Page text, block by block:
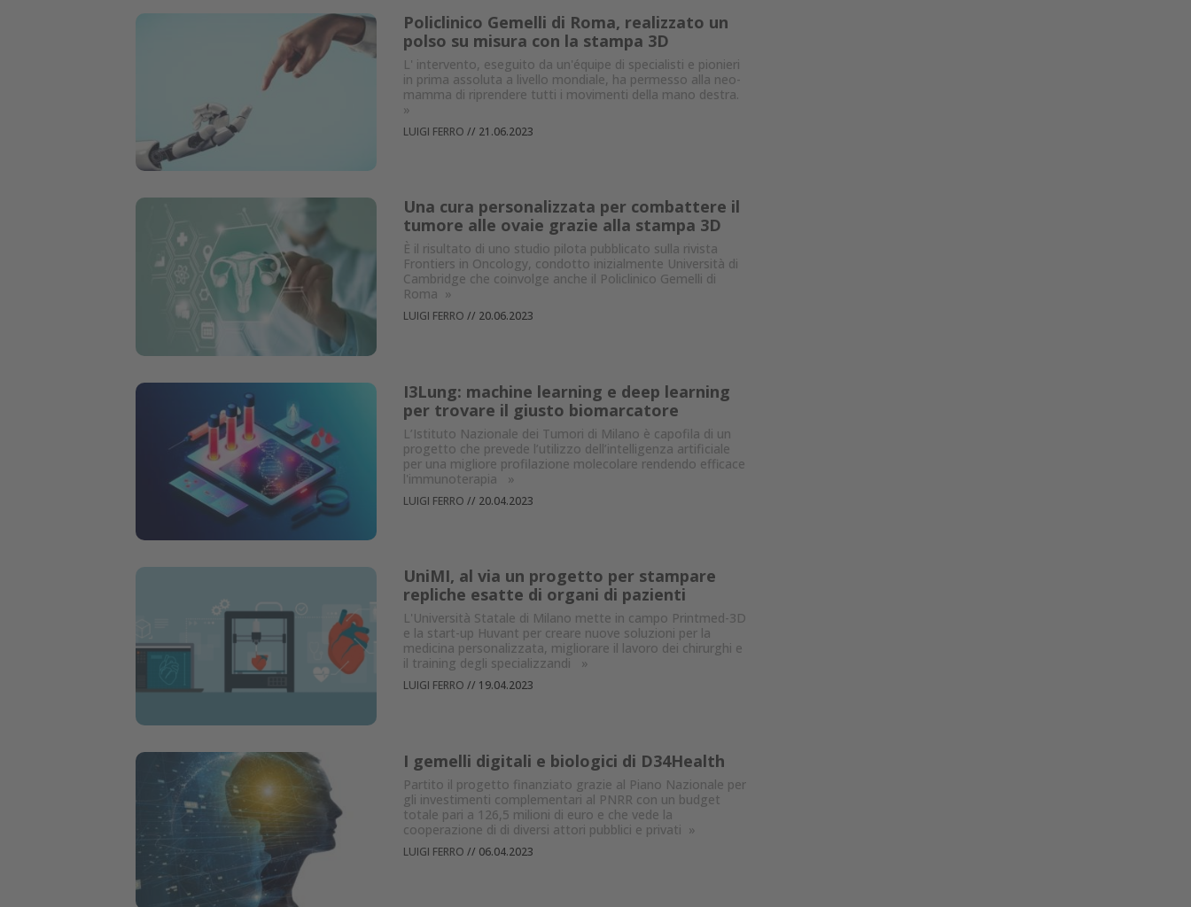
Policlinico Gemelli di Roma, realizzato un
polso su misura con la stampa 3D
L' intervento, eseguito da un'équipe di specialisti e pionieri
in prima assoluta a livello mondiale, ha permesso alla neo-
mamma di riprendere tutti i movimenti della mano destra.
»
LUIGI FERRO // 21.06.2023
Una cura personalizzata per combattere il
tumore alle ovaie grazie alla stampa 3D
È il risultato di uno studio pilota pubblicato sulla rivista
Frontiers in Oncology, condotto inizialmente Università di
Cambridge che coinvolge anche il Policlinico Gemelli di
Roma »
LUIGI FERRO // 20.06.2023
I3Lung: machine learning e deep learning
per trovare il giusto biomarcatore
L’Istituto Nazionale dei Tumori di Milano è capofila di un
progetto che prevede l’utilizzo dell’intelligenza artificiale
per una migliore profilazione molecolare rendendo efficace
l'immunoterapia
»
LUIGI FERRO // 20.04.2023
UniMI, al via un progetto per stampare
repliche esatte di organi di pazienti
L'Università Statale di Milano mette in campo Printmed-3D
e la start-up Huvant per creare nuove soluzioni per la
medicina personalizzata, migliorare il lavoro dei chirurghi e
il training degli specializzandi
»
LUIGI FERRO // 19.04.2023
I gemelli digitali e biologici di D34Health
Partito il progetto finanziato grazie al Piano Nazionale per
gli investimenti complementari al PNRR con un budget
totale pari a 126,5 milioni di euro e che vede la
cooperazione di di diversi attori pubblici e privati »
LUIGI FERRO // 06.04.2023